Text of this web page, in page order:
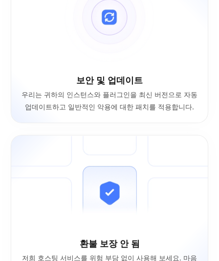
보안 및 업데이트
우리는 귀하의 인스턴스와 플러그인을 최신 버전으로 자동
업데이트하고 일반적인 악용에 대한 패치를 적용합니다.
환불 보장 안 됨
저희 호스팅 서비스를 위험 부담 없이 사용해 보세요. 마음